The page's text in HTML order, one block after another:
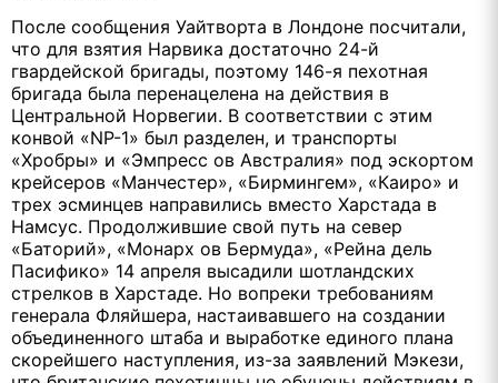
После сообщения Уайтворта в Лондоне посчитали,
что для взятия Нарвика достаточно 24-й
гвардейской бригады, поэтому 146-я пехотная
бригада была перенацелена на действия в
Центральной Норвегии. В соответствии с этим
конвой «NP-1» был разделен, и транспорты
«Хробры» и «Эмпресс ов Австралия» под эскортом
крейсеров «Манчестер», «Бирмингем», «Каиро» и
трех эсминцев направились вместо Харстада в
Намсус. Продолжившие свой путь на север
«Баторий», «Монарх ов Бермуда», «Рейна дель
Пасифико» 14 апреля высадили шотландских
стрелков в Харстаде. Но вопреки требованиям
генерала Фляйшера, настаивавшего на создании
объединенного штаба и выработке единого плана
скорейшего наступления, из-за заявлений Мэкези,